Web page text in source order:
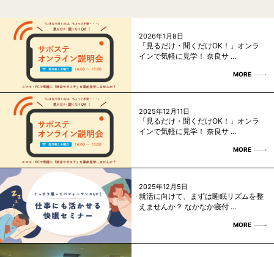
2026年1月8日
「見るだけ・聞くだけOK！」オンラ
インで気軽に見学！ 奈良サ ...
MORE
2025年12月11日
「見るだけ・聞くだけOK！」オンラ
インで気軽に見学！ 奈良サ ...
MORE
2025年12月5日
就活に向けて、まずは睡眠リズムを整
えませんか？ なかなか寝付 ...
MORE